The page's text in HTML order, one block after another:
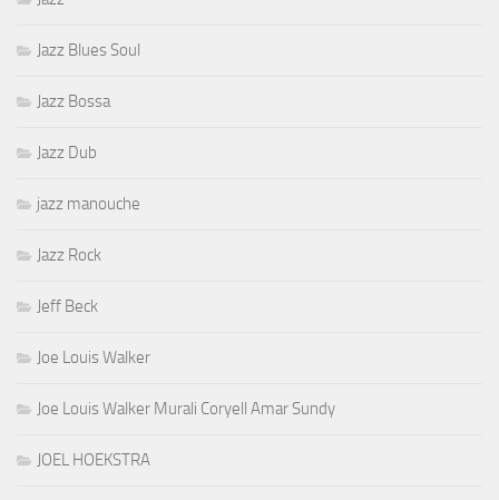
Jazz Blues Soul
Jazz Bossa
Jazz Dub
jazz manouche
Jazz Rock
Jeff Beck
Joe Louis Walker
Joe Louis Walker Murali Coryell Amar Sundy
JOEL HOEKSTRA